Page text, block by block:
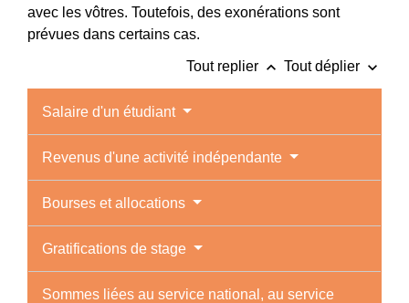
avec les vôtres. Toutefois, des exonérations sont
prévues dans certains cas.
Tout replier keyboard_arrow_up Tout déplier keyboard_arrow_down
Salaire d'un étudiant
Revenus d'une activité indépendante
Bourses et allocations
Gratifications de stage
Sommes liées au service national, au service